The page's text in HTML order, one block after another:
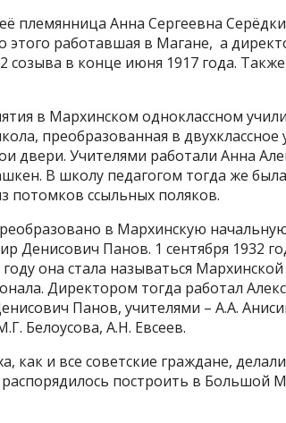
племянница Анна Сергеевна
этого работавшая в Магане, а
в конце июня 1917 года.
в Мархинском одноклассном
преобразованная в
двери. Учителями работали Анна
В школу педагогом тогда же
потомков ссыльных поляков.
в Мархинскую
Денисович Панов. 1 сентября 1932
она стала называться Мархинской
Директором тогда работал
Панов, учителями – А.А.
Белоусова, А.Н. Евсеев.
и все советские граждане,
построить в Большой